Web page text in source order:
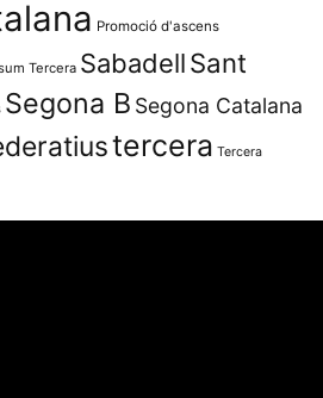
Promoció d'ascens
Tercera SabadellSant
Segona B Segona Catalana
tercera Tercera